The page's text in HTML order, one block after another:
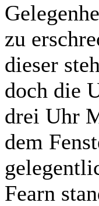
zu
dieser
doch die
drei Uhr
dem
Fearn